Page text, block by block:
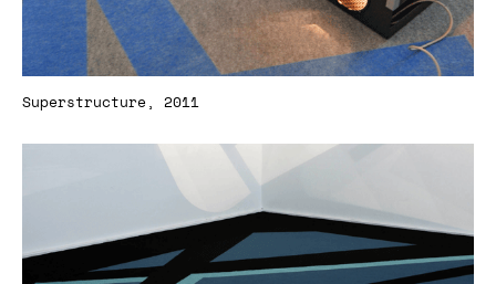
Superstructure, 2011